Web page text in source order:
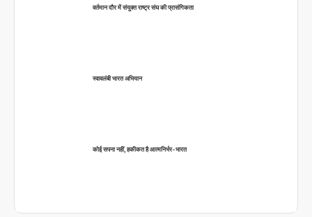
वर्तमान दौर में संयुक्त राष्ट्र संघ की प्रासंगिकता
स्वावलंबी भारत अभियान
कोई सपना नहीं, हकीकत है आत्मनिर्भर-भारत